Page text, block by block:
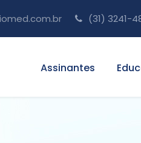
(31) 3241-
Assinantes